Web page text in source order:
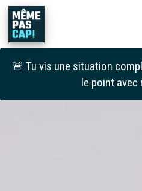
🚨 Tu vis une situation
le point avec